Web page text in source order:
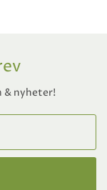
& nyheter!